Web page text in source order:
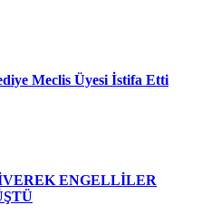
Meclis Üyesi İstifa Etti
ENGELLİLER